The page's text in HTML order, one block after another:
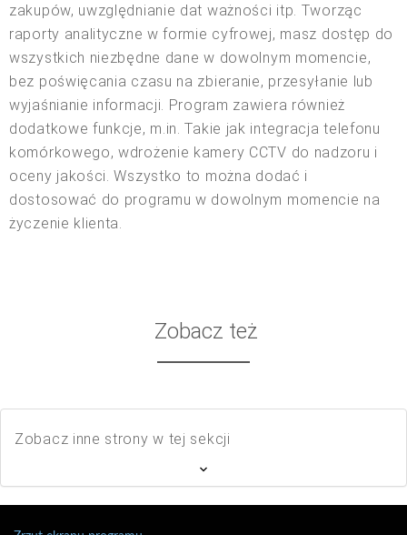
zakupów, uwzględnianie dat ważności itp. Tworząc
raporty analityczne w formie cyfrowej, masz dostęp do
wszystkich niezbędne dane w dowolnym momencie,
bez poświęcania czasu na zbieranie, przesyłanie lub
wyjaśnianie informacji. Program zawiera również
dodatkowe funkcje, m.in. Takie jak integracja telefonu
komórkowego, wdrożenie kamery CCTV do nadzoru i
oceny jakości. Wszystko to można dodać i
dostosować do programu w dowolnym momencie na
życzenie klienta.
Zobacz też
Zobacz inne strony w tej sekcji